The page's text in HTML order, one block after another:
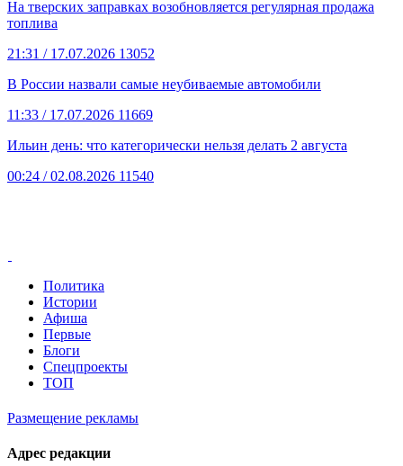
На тверских заправках возобновляется регулярная продажа
топлива
21:31 / 17.07.2026 13052
В России назвали самые неубиваемые автомобили
11:33 / 17.07.2026 11669
Ильин день: что категорически нельзя делать 2 августа
00:24 / 02.08.2026 11540
Политика
Истории
Афиша
Первые
Блоги
Спецпроекты
ТОП
Размещение рекламы
Адрес редакции